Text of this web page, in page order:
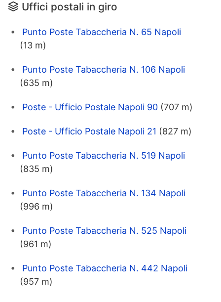
Uffici postali in giro
Punto Poste Tabaccheria N. 65 Napoli
(13 m)
Punto Poste Tabaccheria N. 106 Napoli
(635 m)
Poste - Ufficio Postale Napoli 90 (707 m)
Poste - Ufficio Postale Napoli 21 (827 m)
Punto Poste Tabaccheria N. 519 Napoli
(835 m)
Punto Poste Tabaccheria N. 134 Napoli
(996 m)
Punto Poste Tabaccheria N. 525 Napoli
(961 m)
Punto Poste Tabaccheria N. 442 Napoli
(957 m)